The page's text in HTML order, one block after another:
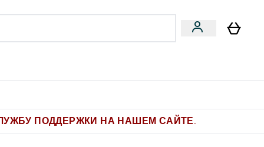
ПОДДЕРЖКИ НА НАШЕМ САЙТЕ.